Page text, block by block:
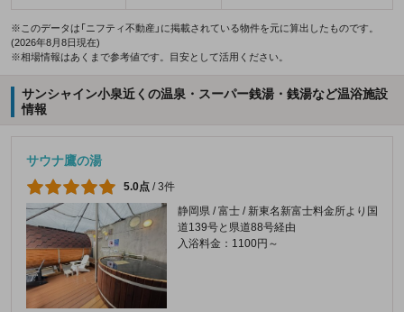
※このデータは「ニフティ不動産」に掲載されている物件を元に算出したものです。
(2026年8月8日現在)
※相場情報はあくまで参考値です。目安として活用ください。
サンシャイン小泉近くの温泉・スーパー銭湯・銭湯など温浴施設
情報
サウナ鷹の湯
5.0点 /3件
静岡県 / 富士 / 新東名新富士料金所より国
道139号と県道88号経由
入浴料金：1100円～